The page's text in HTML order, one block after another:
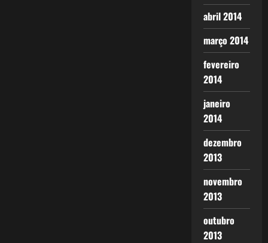
abril 2014
março 2014
fevereiro
2014
janeiro
2014
dezembro
2013
novembro
2013
outubro
2013